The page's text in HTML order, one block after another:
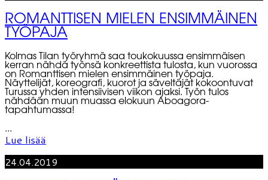
ROMANTTISEN MIELEN ENSIMMÄINEN
TYÖPAJA
Kolmas Tilan työryhmä saa toukokuussa ensimmäisen
kerran nähdä työnsä konkreettista tulosta, kun vuorossa
on Romanttisen mielen ensimmäinen työpaja.
Näyttelijät, koreografi, kuorot ja säveltäjät kokoontuvat
Turussa yhden intensiivisen viikon ajaksi. Työn tulos
nähdään muun muassa elokuun Aboagora-
tapahtumassa!
...
Lue lisää
24.04.2019